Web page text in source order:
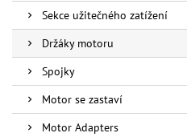
Sekce užitečného zatížení
Držáky motoru
Spojky
Motor se zastaví
Motor Adapters